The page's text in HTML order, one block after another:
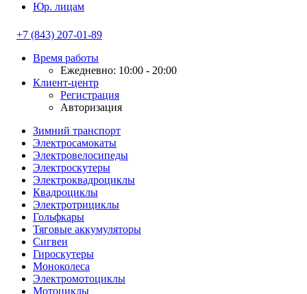
Юр. лицам
+7 (843) 207-01-89
Время работы
Ежедневно: 10:00 - 20:00
Клиент-центр
Регистрация
Авторизация
Зимний транспорт
Электросамокаты
Электровелосипеды
Электроскутеры
Электроквадроциклы
Квадроциклы
Электротрициклы
Гольфкары
Тяговые аккумуляторы
Сигвеи
Гироскутеры
Моноколеса
Электромотоциклы
Мотоциклы